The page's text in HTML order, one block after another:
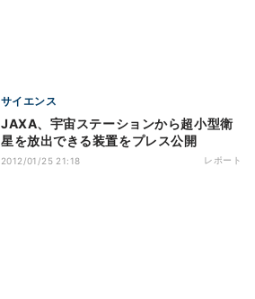
サイエンス
JAXA、宇宙ステーションから超小型衛
星を放出できる装置をプレス公開
2012/01/25 21:18 レポート